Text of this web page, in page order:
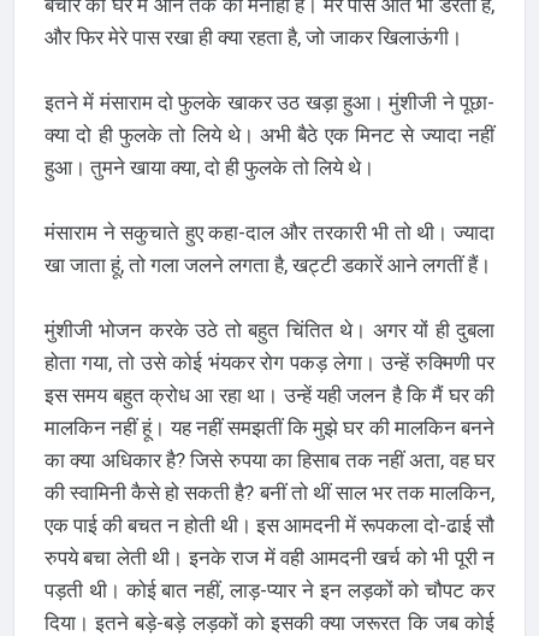
और फिर मेरे पास रखा ही क्या रहता है, जो जाकर खिलाऊंगी।
इतने में मंसाराम दो फुलके खाकर उठ खड़ा हुआ। मुंशीजी ने पूछा-
क्या दो ही फुलके तो लिये थे। अभी बैठे एक मिनट से ज्यादा नहीं
हुआ। तुमने खाया क्या, दो ही फुलके तो लिये थे।
मंसाराम ने सकुचाते हुए कहा-दाल और तरकारी भी तो थी। ज्यादा
खा जाता हूं, तो गला जलने लगता है, खट्टी डकारें आने लगतीं हैं।
मुंशीजी भोजन करके उठे तो बहुत चिंतित थे। अगर यों ही दुबला
होता गया, तो उसे कोई भंयकर रोग पकड़ लेगा। उन्हें रुक्मिणी पर
इस समय बहुत क्रोध आ रहा था। उन्हें यही जलन है कि मैं घर की
मालकिन नहीं हूं। यह नहीं समझतीं कि मुझे घर की मालकिन बनने
का क्या अधिकार है? जिसे रुपया का हिसाब तक नहीं अता, वह घर
की स्वामिनी कैसे हो सकती है? बनीं तो थीं साल भर तक मालकिन,
एक पाई की बचत न होती थी। इस आमदनी में रूपकला दो-ढाई सौ
रुपये बचा लेती थी। इनके राज में वही आमदनी खर्च को भी पूरी न
पड़ती थी। कोई बात नहीं, लाड़-प्यार ने इन लड़कों को चौपट कर
दिया। इतने बड़े-बड़े लड़कों को इसकी क्या जरूरत कि जब कोई